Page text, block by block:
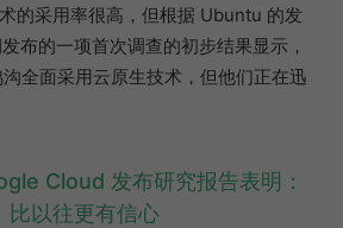
的采用率很高，但根据 Ubuntu 的发
布的一项首次调查的初步结果显示，
全面采用云原生技术，但他们正在迅
Cloud 发布研究报告表明：
比以往更有信心